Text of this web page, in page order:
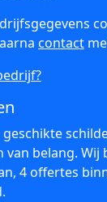
contact
belang. Wij
4 offertes